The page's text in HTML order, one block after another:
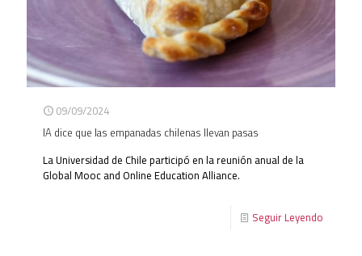
09/09/2024
IA dice que las empanadas chilenas llevan pasas
La Universidad de Chile participó en la reunión anual de la
Global Mooc and Online Education Alliance.
Seguir Leyendo